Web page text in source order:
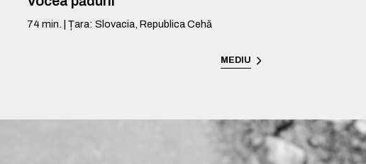
74 min. Țara: Slovacia, Republica Cehă
MEDIU